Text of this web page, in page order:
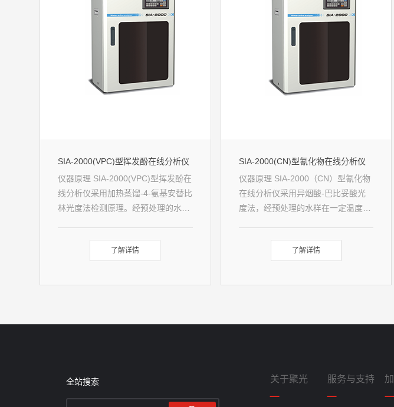
SIA-2000(VPC)型挥发酚在线分析仪
仪器原理 SIA-2000(VPC)型挥发酚在
线分析仪采用加热蒸馏-4-氨基安替比
林光度法检测原理。经预处理的水样
用的测量方法符合《水质挥发酚的测
了解详情
SIA-2000(CN)型氰化物在线分析仪
仪器原理 SIA-2000（CN）型氰化物
在线分析仪采用异烟酸-巴比妥酸光
度法，经预处理的水样在一定温度下
缓冲溶液调节pH值，再加入氯胺T和
了解详情
全站搜索 关于聚光 服务与支持